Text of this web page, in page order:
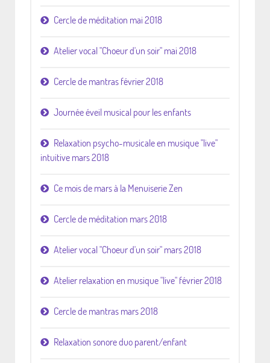
Cercle de méditation mai 2018
Atelier vocal "Choeur d'un soir" mai 2018
Cercle de mantras février 2018
Journée éveil musical pour les enfants
Relaxation psycho-musicale en musique "live"
intuitive mars 2018
Ce mois de mars à la Menuiserie Zen
Cercle de méditation mars 2018
Atelier vocal "Choeur d'un soir" mars 2018
Atelier relaxation en musique "live" février 2018
Cercle de mantras mars 2018
Relaxation sonore duo parent/enfant